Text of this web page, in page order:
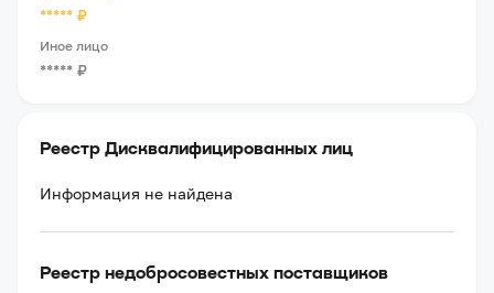
***** ₽
Иное лицо
***** ₽
Реестр Дисквалифицированных лиц
Информация не найдена
Реестр недобросовестных поставщиков